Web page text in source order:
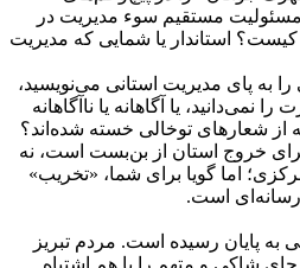
مسئولیت مستقیم سوء مدیریت در
استاندار یا شمایی که مدیریت
به پای مدیریت استانی می‌نویسید،
نمی‌دانید، یا آگاهانه یا ناآگاهانه
از شعارهای توخالی خسته شده‌اند؟
برای خروج استان از بن‌بست است، نه
اما گویا برای شما، «تخریب»
رسانه‌ای است.
به پایان رسیده است. مردم تبریز
جای شاکی و متهم را با هم اشتباه